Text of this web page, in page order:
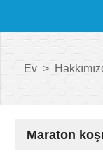
Ev >
Maraton